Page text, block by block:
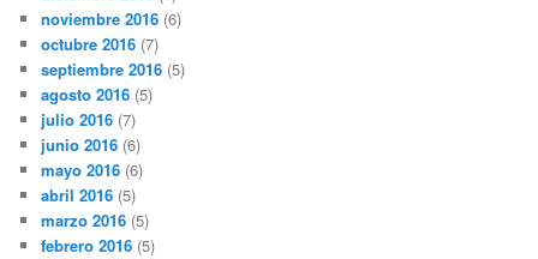
noviembre 2016 (6)
octubre 2016 (7)
septiembre 2016 (5)
agosto 2016 (5)
julio 2016 (7)
junio 2016 (6)
mayo 2016 (6)
abril 2016 (5)
marzo 2016 (5)
febrero 2016 (5)